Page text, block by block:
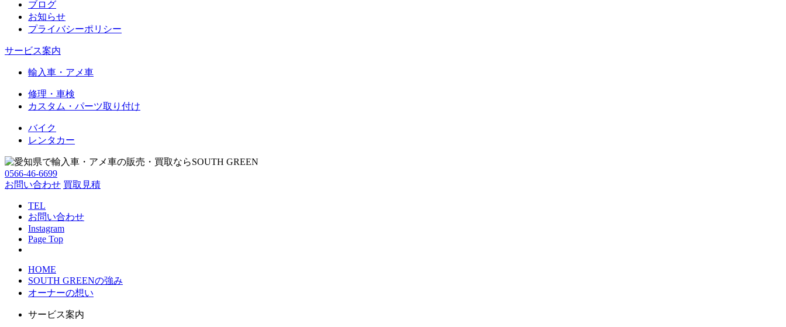
ブログ
お知らせ
プライバシーポリシー
サービス案内
輸入車・アメ車
修理・車検
カスタム・パーツ取り付け
バイク
レンタカー
0566-46-6699
お問い合わせ 買取見積
TEL
お問い合わせ
Instagram
Page Top
HOME
SOUTH GREENの強み
オーナーの想い
サービス案内